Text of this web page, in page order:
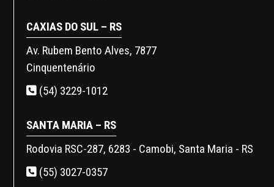
CAXIAS DO SUL – RS
Av. Rubem Bento Alves, 7877
Cinquentenário
(54) 3229-1012
SANTA MARIA – RS
Rodovia RSC-287, 6283 - Camobi, Santa Maria - RS
(55) 3027-0357